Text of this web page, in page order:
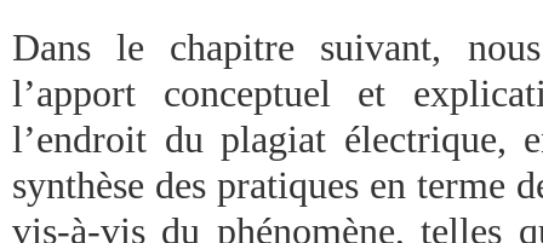
Dans le chapitre suivant,
l’apport conceptuel et
l’endroit du plagiat électrique,
synthèse des pratiques en terme
vis-à-vis du phénomène, telles